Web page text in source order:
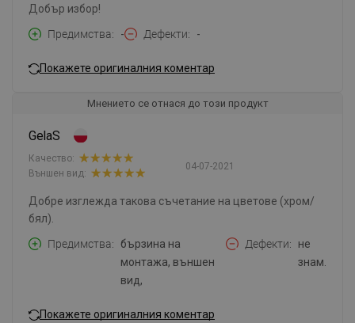
Добър избор!
Предимства
- Дефекти -
Покажете оригиналния коментар
Мнението се отнася до този продукт
GelaS
04-07-2021
Качество:
Външен вид:
Добре изглежда такова съчетание на цветове (хром/
бял).
Предимства
бързина на
монтажа, външен
вид,
Дефекти
не
знам.
Покажете оригиналния коментар